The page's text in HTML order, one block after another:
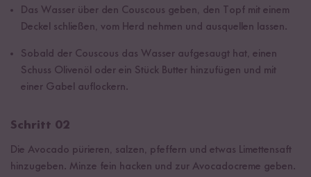
Das Wasser über den Couscous geben, den Topf mit einem
Deckel schließen, vom Herd nehmen und ausquellen lassen.
Sobald der Couscous das Wasser aufgesaugt hat, einen
Schuss Olivenöl oder ein Stück Butter hinzufügen und mit
einer Gabel auflockern.
Schritt 02
Die Avocado pürieren, salzen, pfeffern und etwas Limettensaft
hinzugeben. Minze fein hacken und zur Avocadocreme geben.